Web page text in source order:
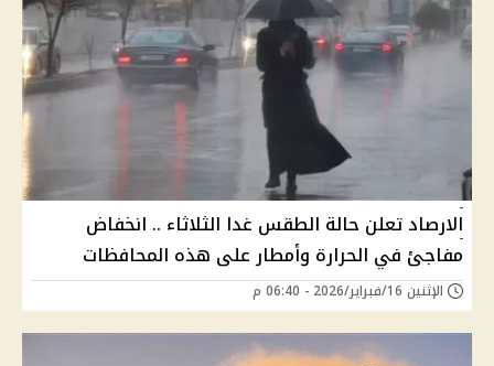
الارصاد تعلن حالة الطقس غدا الثلاثاء .. انخفاض
مفاجئ في الحرارة وأمطار على هذه المحافظات
الإثنين 16/فبراير/2026 - 06:40 م